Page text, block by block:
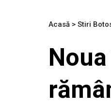
Acasă > Stiri